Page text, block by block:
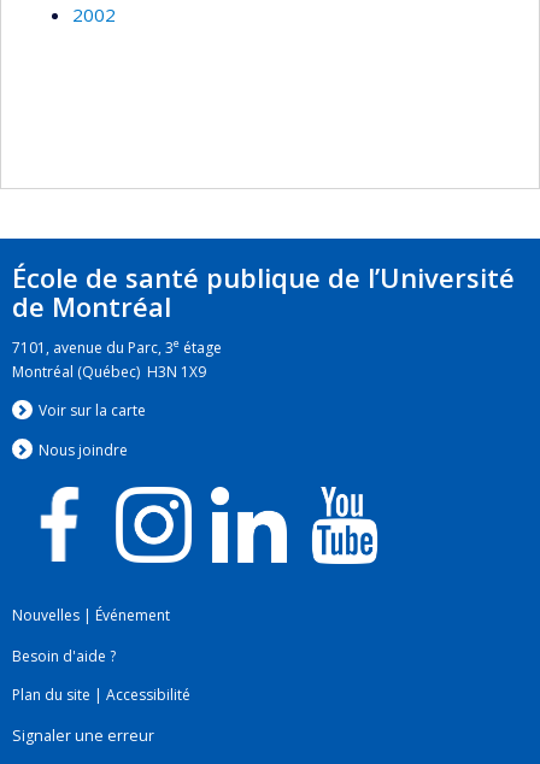
2002
École de santé publique de l’Université
de Montréal
7101, avenue du Parc, 3e étage
Montréal (Québec) H3N 1X9
Voir sur la carte
Nous joindre
Nouvelles | Événement
Besoin d'aide ?
Plan du site | Accessibilité
Signaler une erreur